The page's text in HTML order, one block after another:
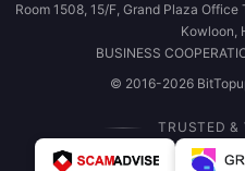
Room 1508, 15/F, Grand Plaza
Kowloon,
BUSINESS
© 2016-2026
TRUSTED &